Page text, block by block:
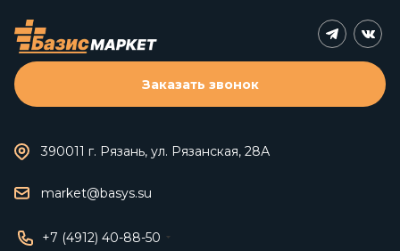
390011 г. Рязань, ул. Рязанская, 28А
market@basys.su
+7 (4912) 40-88-50
Заказать звонок